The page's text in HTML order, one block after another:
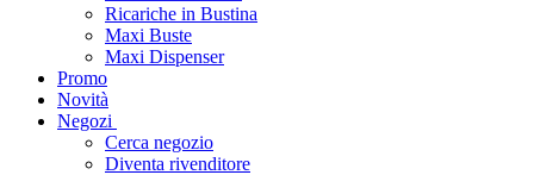
Ricariche in Bustina
Maxi Buste
Maxi Dispenser
Promo
Novità
Negozi
Cerca negozio
Diventa rivenditore